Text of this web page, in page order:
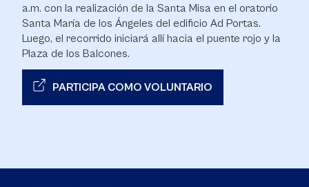
a.m. con la realización de la Santa Misa en el oratorio
Santa María de los Ángeles del edificio Ad Portas.
Luego, el recorrido iniciará allí hacia el puente rojo y la
Plaza de los Balcones.
PARTICIPA COMO VOLUNTARIO